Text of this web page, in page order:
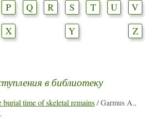
P Q R S T U
V
X Y Z
в библиотеку
time of skeletal remains/ Garmus A.,